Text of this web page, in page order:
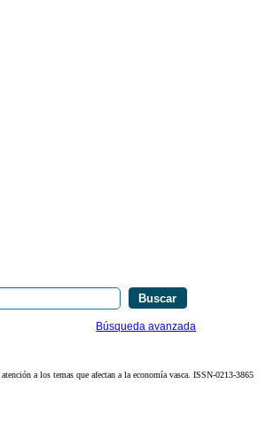
Búsqueda avanzada
a los temas que afectan a la economía vasca. ISSN-0213-3865